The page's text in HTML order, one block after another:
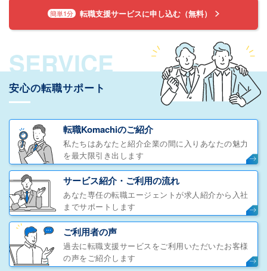
簡単1分 転職支援サービスに申し込む（無料）
SERVICE
安心の転職サポート
転職Komachiのご紹介
私たちはあなたと紹介企業の間に入りあなたの魅力
を最大限引き出します
サービス紹介・ご利用の流れ
あなた専任の転職エージェントが求人紹介から入社
までサポートします
ご利用者の声
過去に転職支援サービスをご利用いただいたお客様
の声をご紹介します